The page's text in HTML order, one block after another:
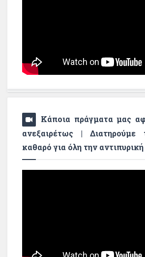
Κάποια πράγματα μας
ανεξαιρέτως | Διατηρούμε
καθαρό για όλη την